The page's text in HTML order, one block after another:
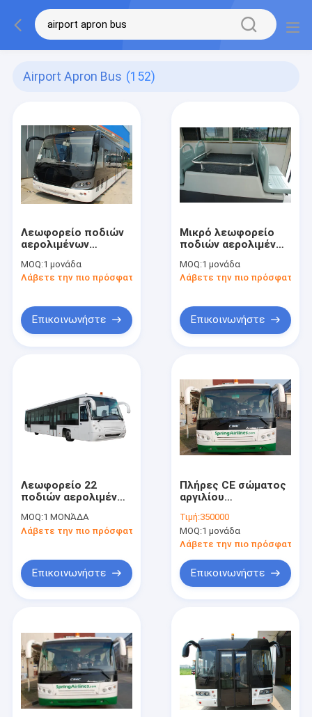
Airport Apron Bus (152)
Λεωφορείο ποδιών
αερολιμένων
κτυπήματος GSE 4
MOQ:1 μονάδα
Λάβετε την πιο πρόσφατη τιμή
Επικοινωνήστε
Μικρό λεωφορείο
ποδιών αερολιμένων
μεγάλης
περιεκτικότητας
MOQ:1 μονάδα
Λάβετε την πιο πρόσφατη
Επικοινωνήστε
Λεωφορείο 22
ποδιών αερολιμένων
Cummins οχημάτων
πυκνών
MOQ:1 ΜΟΝΆΔΑ
Λάβετε την πιο πρόσφατη τιμή
Επικοινωνήστε
Πλήρες CE σώματος
αργιλίου
αερολιμένων Tarmac
Τιμή:350000
MOQ:1 μονάδα
Λάβετε την πιο πρόσφατη
Επικοινωνήστε